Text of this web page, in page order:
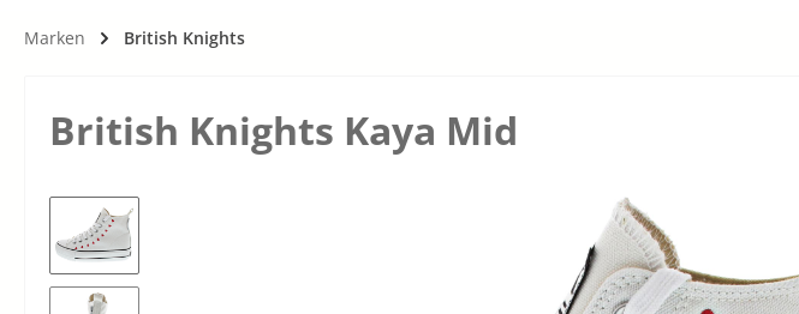
Marken British Knights
British Knights Kaya Mid